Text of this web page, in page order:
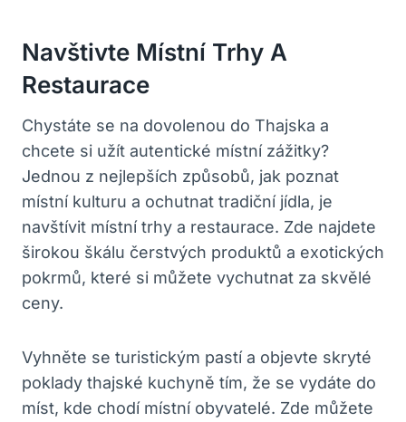
Navštivte Místní Trhy A
⁤restaurace
Chystáte se na dovolenou do Thajska ⁤a
⁤chcete si užít ‌autentické místní zážitky?
Jednou z nejlepších‌ způsobů, jak poznat
místní kulturu a ochutnat tradiční jídla, je​
navštívit místní trhy a restaurace. Zde najdete
širokou škálu čerstvých​ produktů a exotických
⁢pokrmů, které si můžete ​vychutnat za skvělé
ceny.
Vyhněte se turistickým pastí a objevte skryté
poklady thajské ‍kuchyně tím, že se vydáte do
míst, kde ⁣chodí místní obyvatelé. Zde můžete